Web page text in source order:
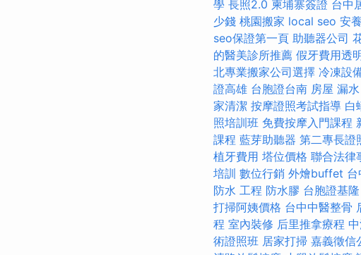
學 長照2.0 柬埔寨簽證 台中
少錢 桃園搬家 local seo 安
seo保證第一頁 助聽器公司
的醫美診所推薦 假牙費用透
北專業搬家公司選擇 冷凍設
證高雄 台胞證台南 房屋 漏水
家清潔 按摩證照考試指導 白
照培訓班 免費按摩入門課程
課程 藍芽助聽器 第二專長證
植牙費用 塔位價格 聯合法律
培訓 數位行銷 外燴buffet
防水 工程 防水膠 台胞證基隆
打掃阿姨價格 台中中醫整骨
程 室內裝修 后里推拿療程
術證照班 居家打掃 嘉義徵信